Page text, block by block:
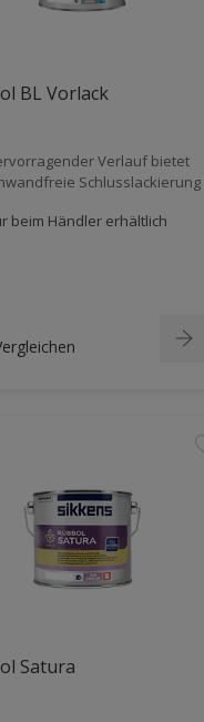
BL Vorlack
Verlauf bietet
Schlusslackierung
beim Händler erhältlich
Satura